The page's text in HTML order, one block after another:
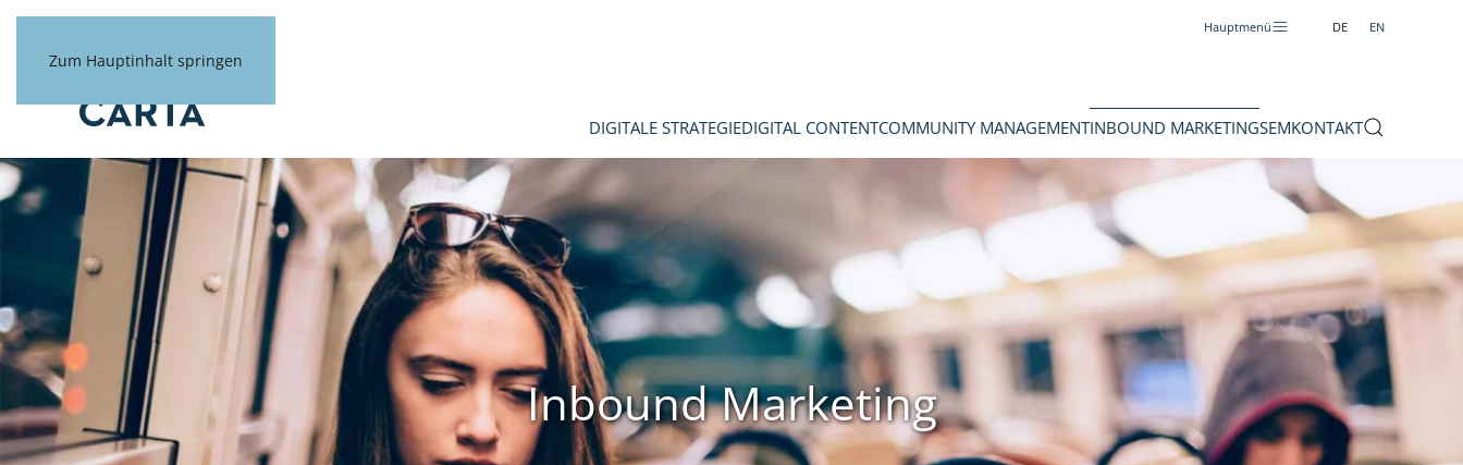
Zum Hauptinhalt springen
Hauptmenü DE EN
DIGITALE STRATEGIEDIGITAL CONTENTCOMMUNITY MANAGEMENTINBOUND MARKETINGSEMKONTAKT
Inbound Marketing